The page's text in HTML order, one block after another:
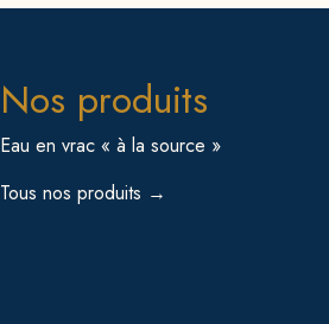
Nos produits
Eau en vrac « à la source »
Tous nos produits →